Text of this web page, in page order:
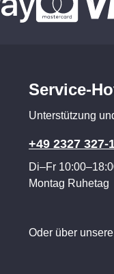
Service-
Unterstützung
+49 2327 327-
Di–Fr
Montag Ruhetag
Oder über unsere